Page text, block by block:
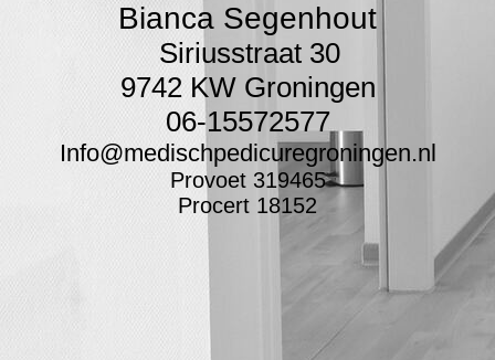
Bianca Segenhout
Siriusstraat 30
9742 KW Groningen
06-15572577
Info@medischpedicuregroningen.nl
Provoet 319465
Procert 18152